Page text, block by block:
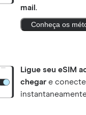
mail .
Conheça os
Ligue seu eSIM
chegare